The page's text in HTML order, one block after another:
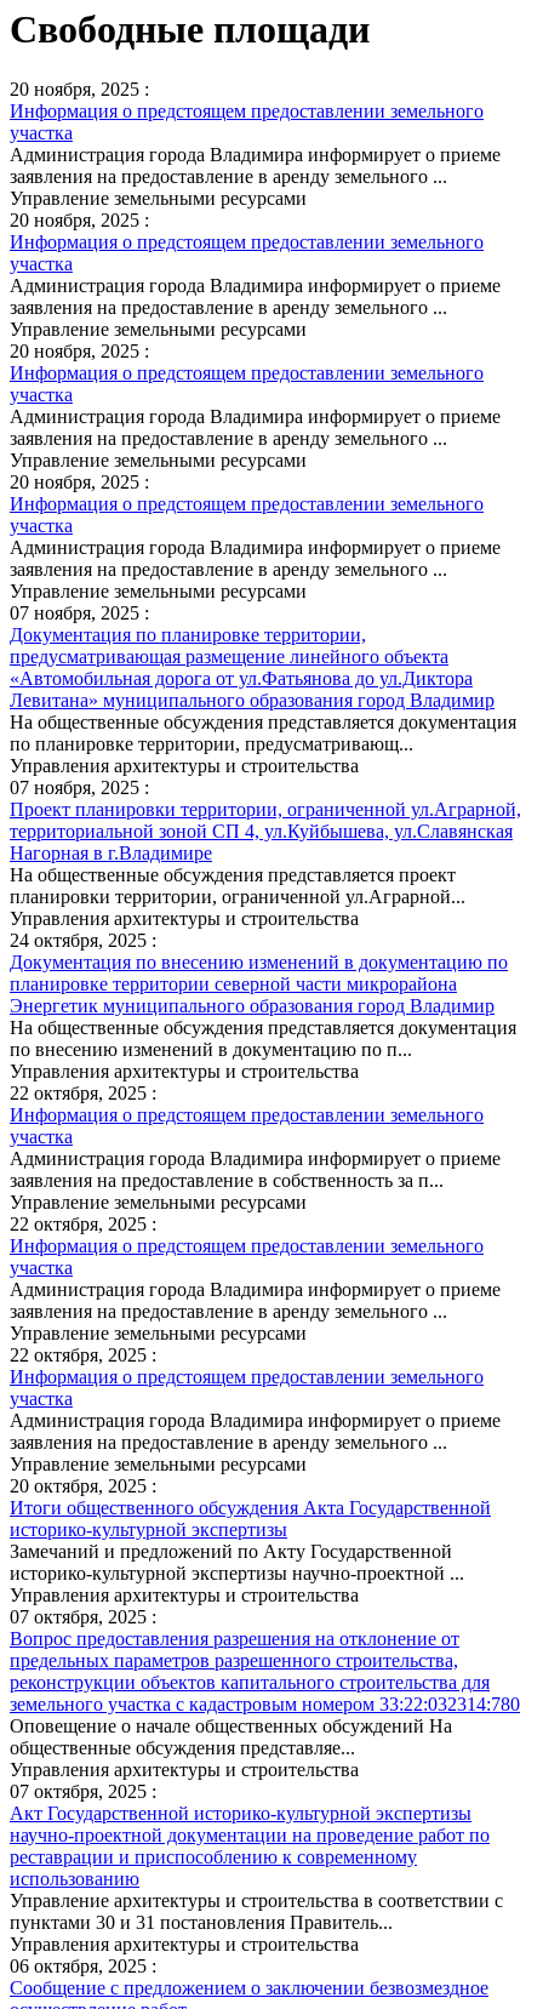
Свободные площади
20 ноября, 2025 :
Информация о предстоящем предоставлении земельного
участка
Администрация города Владимира информирует о приеме
заявления на предоставление в аренду земельного ...
Управление земельными ресурсами
20 ноября, 2025 :
Информация о предстоящем предоставлении земельного
участка
Администрация города Владимира информирует о приеме
заявления на предоставление в аренду земельного ...
Управление земельными ресурсами
20 ноября, 2025 :
Информация о предстоящем предоставлении земельного
участка
Администрация города Владимира информирует о приеме
заявления на предоставление в аренду земельного ...
Управление земельными ресурсами
20 ноября, 2025 :
Информация о предстоящем предоставлении земельного
участка
Администрация города Владимира информирует о приеме
заявления на предоставление в аренду земельного ...
Управление земельными ресурсами
07 ноября, 2025 :
Документация по планировке территории,
предусматривающая размещение линейного объекта
«Автомобильная дорога от ул.Фатьянова до ул.Диктора
Левитана» муниципального образования город Владимир
На общественные обсуждения представляется документация
по планировке территории, предусматривающ...
Управления архитектуры и строительства
07 ноября, 2025 :
Проект планировки территории, ограниченной ул.Аграрной,
территориальной зоной СП 4, ул.Куйбышева, ул.Славянская
Нагорная в г.Владимире
На общественные обсуждения представляется проект
планировки территории, ограниченной ул.Аграрной...
Управления архитектуры и строительства
24 октября, 2025 :
Документация по внесению изменений в документацию по
планировке территории северной части микрорайона
Энергетик муниципального образования город Владимир
На общественные обсуждения представляется документация
по внесению изменений в документацию по п...
Управления архитектуры и строительства
22 октября, 2025 :
Информация о предстоящем предоставлении земельного
участка
Администрация города Владимира информирует о приеме
заявления на предоставление в собственность за п...
Управление земельными ресурсами
22 октября, 2025 :
Информация о предстоящем предоставлении земельного
участка
Администрация города Владимира информирует о приеме
заявления на предоставление в аренду земельного ...
Управление земельными ресурсами
22 октября, 2025 :
Информация о предстоящем предоставлении земельного
участка
Администрация города Владимира информирует о приеме
заявления на предоставление в аренду земельного ...
Управление земельными ресурсами
20 октября, 2025 :
Итоги общественного обсуждения Акта Государственной
историко-культурной экспертизы
Замечаний и предложений по Акту Государственной
историко-культурной экспертизы научно-проектной ...
Управления архитектуры и строительства
07 октября, 2025 :
Вопрос предоставления разрешения на отклонение от
предельных параметров разрешенного строительства,
реконструкции объектов капитального строительства для
земельного участка с кадастровым номером 33:22:032314:780
Оповещение о начале общественных обсуждений На
общественные обсуждения представляе...
Управления архитектуры и строительства
07 октября, 2025 :
Акт Государственной историко-культурной экспертизы
научно-проектной документации на проведение работ по
реставрации и приспособлению к современному
использованию
Управление архитектуры и строительства в соответствии с
пунктами 30 и 31 постановления Правитель...
Управления архитектуры и строительства
06 октября, 2025 :
Сообщение с предложением о заключении безвозмездное